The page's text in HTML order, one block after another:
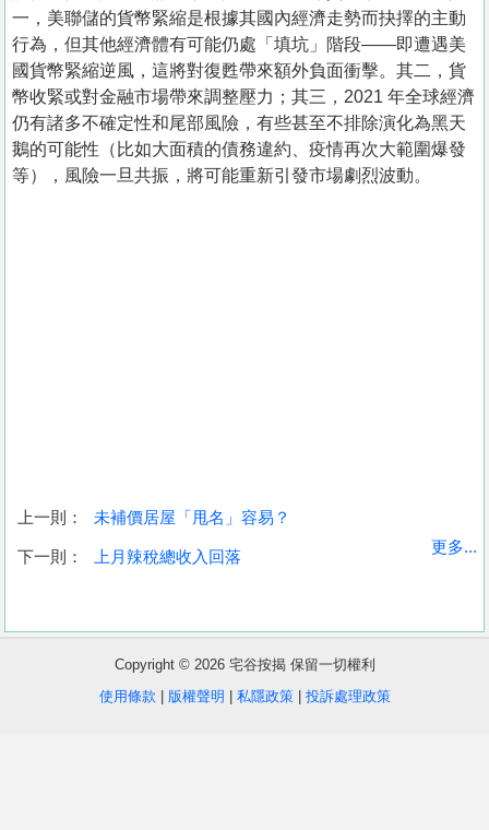
收
盤
一，美聯儲的貨幣緊縮是根據其國內經濟走勢而抉擇的主動
行為，但其他經濟體有可能仍處「填坑」階段——即遭遇美
國貨幣緊縮逆風，這將對復甦帶來額外負面衝擊。其二，貨
幣收緊或對金融市場帶來調整壓力；其三，2021 年全球經濟
仍有諸多不確定性和尾部風險，有些甚至不排除演化為黑天
鵝的可能性（比如大面積的債務違約、疫情再次大範圍爆發
等），風險一旦共振，將可能重新引發市場劇烈波動。
上一則： 未補價居屋「甩名」容易？
下一則： 上月辣稅總收入回落
更多...
Copyright © 2026 宅谷按揭 保留一切權利
使用條款
版權聲明 私隱政策| 投訴處理政策